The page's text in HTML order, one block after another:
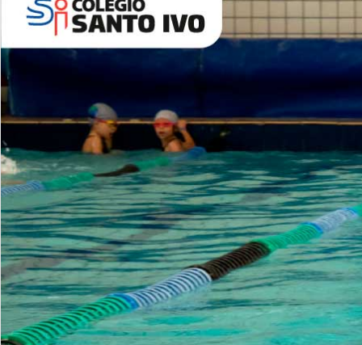
ALUNOS NOVOS
Entre em Contato
INSTITUCIONAL